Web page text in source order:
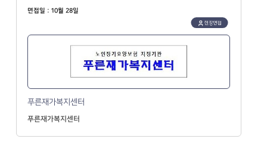
면접일 : 10월 28일
현장면접
푸른재가복지센터
푸른재가복지센터